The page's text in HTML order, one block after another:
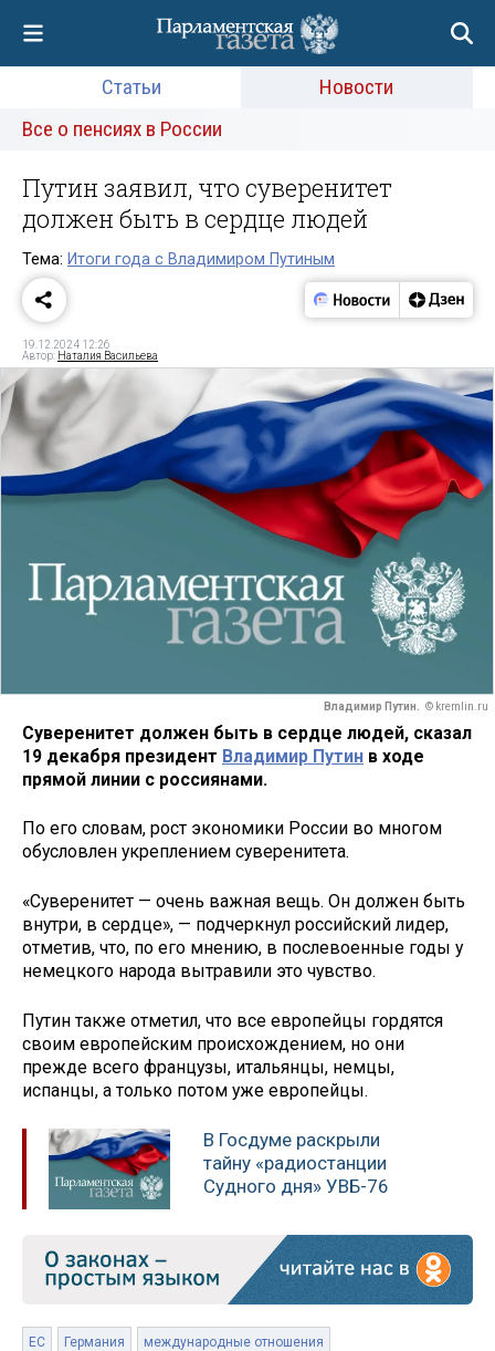
Статьи
Новости
Все о пенсиях в России
Путин заявил, что суверенитет
должен быть в сердце людей
Тема: Итоги года с Владимиром Путиным
19.12.2024 12:26
Автор: Наталия Васильева
Владимир Путин. © kremlin.ru
Суверенитет должен быть в сердце людей, сказал
19 декабря президент Владимир Путин в ходе
прямой линии с россиянами.
По его словам, рост экономики России во многом
обусловлен укреплением суверенитета.
«Суверенитет — очень важная вещь. Он должен быть
внутри, в сердце», — подчеркнул российский лидер,
отметив, что, по его мнению, в послевоенные годы у
немецкого народа вытравили это чувство.
Путин также отметил, что все европейцы гордятся
своим европейским происхождением, но они
прежде всего французы, итальянцы, немцы,
испанцы, а только потом уже европейцы.
В Госдуме раскрыли
тайну «радиостанции
Судного дня» УВБ-76
ЕС Германия международные отношения